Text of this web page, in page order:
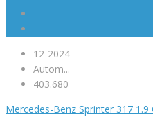
12-2024
Autom...
403.680
Mercedes-Benz Sprinter 317